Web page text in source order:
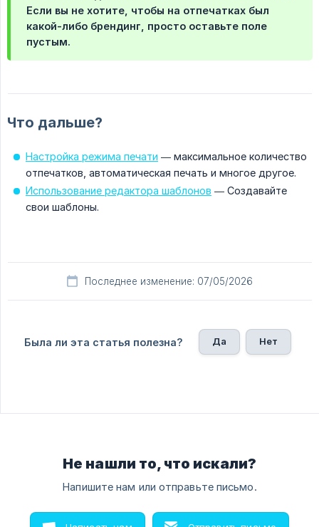
Если вы не хотите, чтобы на отпечатках был
какой-либо брендинг, просто оставьте поле
пустым.
Что дальше?
Настройка режима печати — максимальное количество
отпечатков, автоматическая печать и многое другое.
Использование редактора шаблонов — Создавайте
свои шаблоны.
Последнее изменение: 07/05/2026
Была ли эта статья полезна? Да Нет
Не нашли то, что искали?
Напишите нам или отправьте письмо.